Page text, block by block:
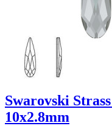
Swarovski
10x2.8mm